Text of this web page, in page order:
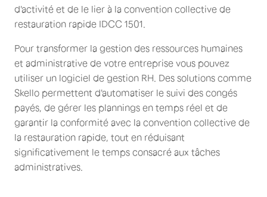
d'activité et de le lier à la convention collective de
restauration rapide IDCC 1501.
Pour transformer la gestion des ressources humaines
et administrative de votre entreprise vous pouvez
utiliser un logiciel de gestion RH. Des solutions comme
Skello permettent d'automatiser le suivi des congés
payés, de gérer les plannings en temps réel et de
garantir la conformité avec la convention collective de
la restauration rapide, tout en réduisant
significativement le temps consacré aux tâches
administratives.